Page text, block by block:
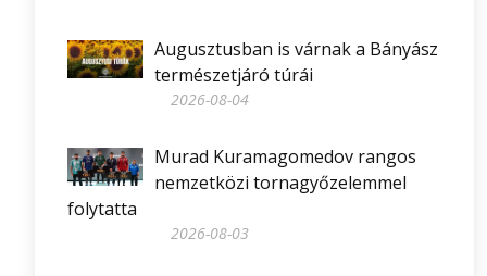
Augusztusban is várnak a Bányász
természetjáró túrái
2026-08-04
Murad Kuramagomedov rangos
nemzetközi tornagyőzelemmel
folytatta
2026-08-03